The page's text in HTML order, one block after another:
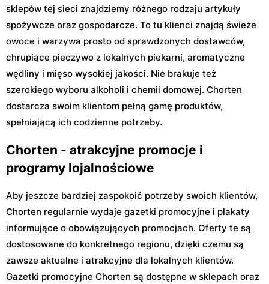
sklepów tej sieci znajdziemy różnego rodzaju artykuły
spożywcze oraz gospodarcze. To tu klienci znajdą świeże
owoce i warzywa prosto od sprawdzonych dostawców,
chrupiące pieczywo z lokalnych piekarni, aromatyczne
wędliny i mięso wysokiej jakości. Nie brakuje też
szerokiego wyboru alkoholi i chemii domowej. Chorten
dostarcza swoim klientom pełną gamę produktów,
spełniającą ich codzienne potrzeby.
Chorten - atrakcyjne promocje i
programy lojalnościowe
Aby jeszcze bardziej zaspokoić potrzeby swoich klientów,
Chorten regularnie wydaje gazetki promocyjne i plakaty
informujące o obowiązujących promocjach. Oferty te są
dostosowane do konkretnego regionu, dzięki czemu są
zawsze aktualne i atrakcyjne dla lokalnych klientów.
Gazetki promocyjne Chorten są dostępne w sklepach oraz